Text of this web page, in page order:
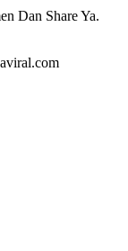
Dan Share Ya.